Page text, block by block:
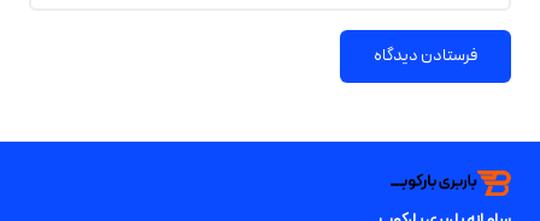
فرستادن دیدگاه